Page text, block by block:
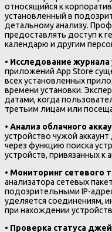
относящийся к
установленный в
детальному анализу.
предоставлять доступ к
календарю и другим
• Исследование
приложений App Store
всех установленных
времени установки.
датами, когда
третьим лицам или
• Анализ облачного
устройство чужой
через функцию поиска
устройств, привязанных к
• Мониторинг сетевого
анализатора сетевых
подозрительными IP-
уделяется соединениям,
при нахождении
• Проверка статуса